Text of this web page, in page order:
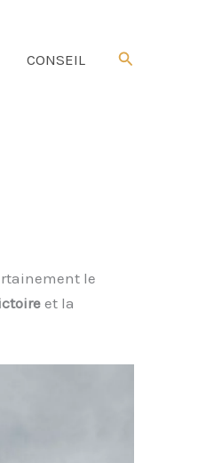
CONSEIL Rechercher
le
et la